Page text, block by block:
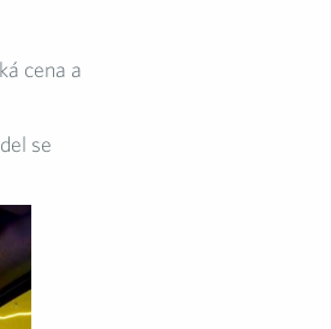
cena a
se